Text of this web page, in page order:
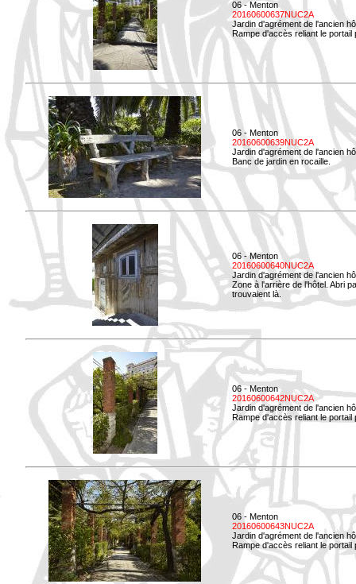
06 - Menton
20160600637NUC2A
Jardin d'agrément de l'ancien
Rampe d'accès reliant le portail
06 - Menton
20160600639NUC2A
Jardin d'agrément de l'ancien
Banc de jardin en rocaille.
06 - Menton
20160600640NUC2A
Jardin d'agrément de l'ancien
Zone à l'arrière de l'hôtel. Abri
trouvaient là.
06 - Menton
20160600642NUC2A
Jardin d'agrément de l'ancien
Rampe d'accès reliant le portail
06 - Menton
20160600643NUC2A
Jardin d'agrément de l'ancien
Rampe d'accès reliant le